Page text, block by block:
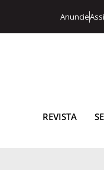
Anuncie
REVISTA